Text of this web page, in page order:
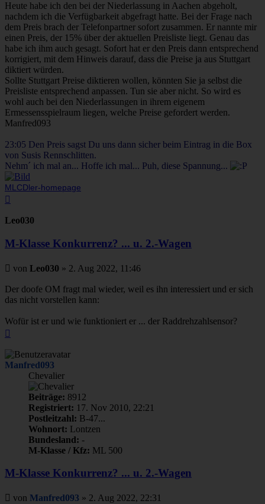
Heute habe ich den bei der Niederlassung in Aachen abgeholt,
nachdem ich die Verfügbarkeit abgefragt hatte. Bei der Frage nach
dem Preis brach der Telefonpartner sofort zusammen. Er nannte mir
einen Preis, der 15% über der aktuellen Preisliste liegt. Genau das
habe ich ihm auch gesagt. Sofort hat er den Preis dann entsprechend
korrigiert, mit dem Hinweis darauf, dass die Preise ja aus Stuttgart
diktiert würden.
Sollte Stuttgart Preise diktieren wollen, könnten Sie ja selbst die
Preisliste entsprechend anpassen. Tun sie aber nicht. So wird es
wohl auch bei den Niederlassungen in ihrem eigenem
Ermessensspielraum liegen, welche Preise gefordert werden.
Manfred093
23:05 Den Preis sagst Du uns dann sicher beim Eintrag in die Box
von Susis Rennschlitten.
Nehm´ ich mal an... Hoffe ich mal... Puh, diese Spannung...
MLCDler-homepage
Leo030
M-Klasse Konkurrenz? ... u. 2.-Wagen
Beitrag
von Leo030 » 2. Aug 2022, 11:46
Der doofe OM fragt mal wieder, weil es ihn interessiert und er sich
das nicht vorstellen kann:
Wofür ist er und wie funktioniert er ... der Raddrehzahlsensor?
Manfred093
Chevalier
Beiträge: 8912
Registriert: 17. Nov 2010, 22:21
Postleitzahl: B-47...
Wohnort: Lontzen
Bundesland: -
M-Klasse / Kfz: ML 500
M-Klasse Konkurrenz? ... u. 2.-Wagen
Beitrag
von Manfred093 » 2. Aug 2022, 22:31